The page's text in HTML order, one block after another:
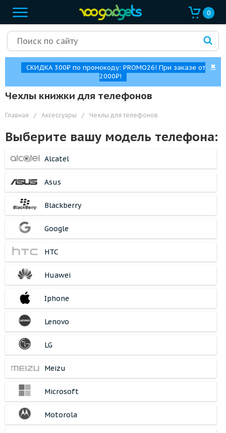
0
СКИДКА 300₽ по промокоду: PROMO26! При заказе от
2000₽!
✖
Чехлы книжки для телефонов
Главная / Аксессуары / Чехлы для телефонов
Выберите вашу модель телефона:
Alcatel
Asus
Blackberry
Google
HTC
Huawei
Iphone
Lenovo
LG
Meizu
Microsoft
Motorola